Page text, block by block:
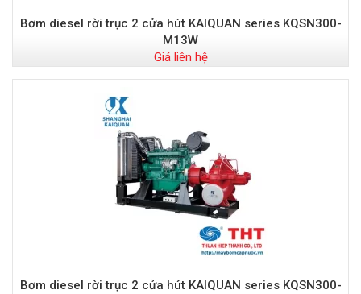
Bơm diesel rời trục 2 cửa hút KAIQUAN series KQSN300-
M13W
Giá liên hệ
Bơm diesel rời trục 2 cửa hút KAIQUAN series KQSN300-